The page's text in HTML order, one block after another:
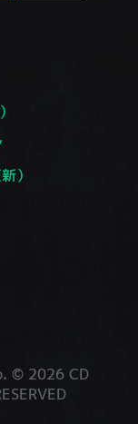
）
© 2026 CD